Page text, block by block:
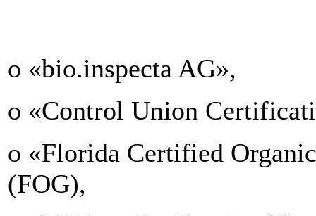
o «bio.inspecta AG»,
o «Control Union
o «Florida Certified
(FOG),